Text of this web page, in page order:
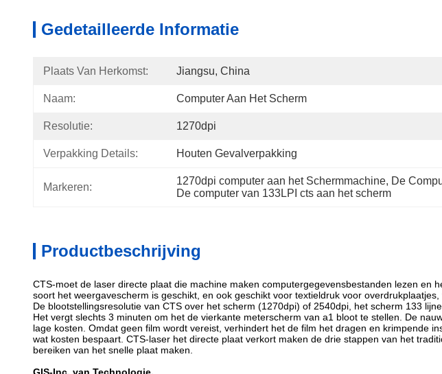
Gedetailleerde Informatie
Plaats Van Herkomst: Jiangsu, China
Naam: Computer Aan Het Scherm
Resolutie: 1270dpi
Verpakking Details: Houten Gevalverpakking
Markeren:
1270dpi computer aan het Schermmachine, De
De computer van 133LPI cts aan het scherm
Productbeschrijving
CTS-moet de laser directe plaat die machine maken computergegevensbestanden lezen
soort het weergavescherm is geschikt, en ook geschikt voor textieldruk voor
De blootstellingsresolutie van CTS over het scherm (1270dpi) of 2540dpi, het scherm 133
Het vergt slechts 3 minuten om het de vierkante meterscherm van a1 bloot te stellen. De
lage kosten. Omdat geen film wordt vereist, verhindert het de film het dragen en krimpende
wat kosten bespaart. CTS-laser het directe plaat verkort maken de drie stappen van het
bereiken van het snelle plaat maken.